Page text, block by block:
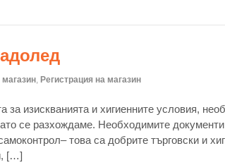
, Регистрация на магазин
изискванията и хигиенните условия,
се разхождаме. Необходимите документи
това са добрите търговски и
[…]